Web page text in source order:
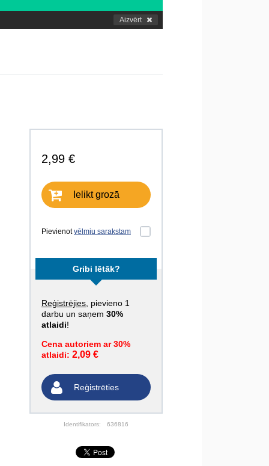
Aizvērt
2,99 €
Ielikt grozā
Pievienotvēlmju sarakstam
Gribi lētāk?
Reģistrējies , pievieno 1
darbu un saņem 30%
atlaidi!
Cena autoriem ar 30%
atlaidi: 2,09 €
Reģistrēties
Identifikators: 636816